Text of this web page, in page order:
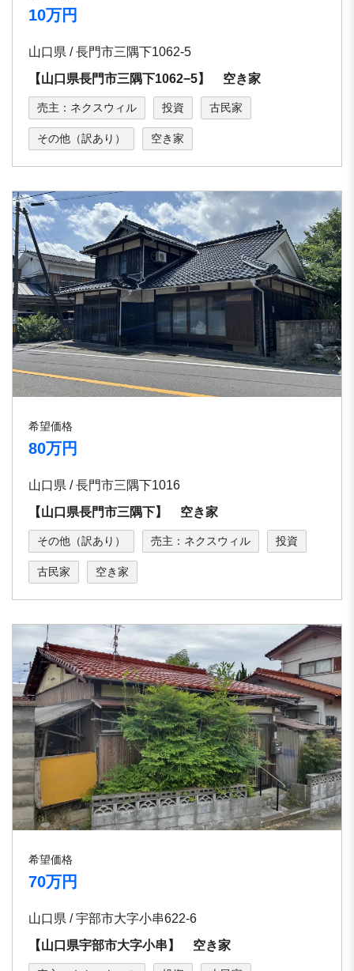
10万円
山口県 / 長門市三隅下1062-5
【山口県長門市三隅下1062−5】 空き家
売主：ネクスウィル 投資 古民家
その他（訳あり） 空き家
希望価格
80万円
山口県 / 長門市三隅下1016
【山口県長門市三隅下】 空き家
その他（訳あり） 売主：ネクスウィル 投資
古民家 空き家
希望価格
70万円
山口県 / 宇部市大字小串622-6
【山口県宇部市大字小串】 空き家